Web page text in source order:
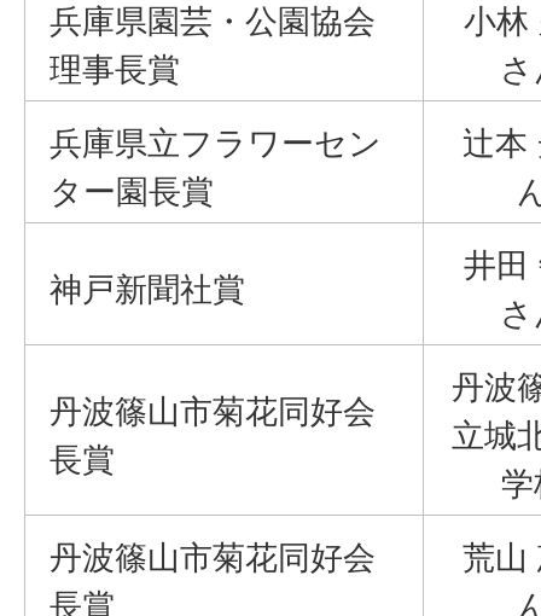
兵庫県園芸・公園協会
理事長賞
小林
兵庫県立フラワーセン
ター園長賞
辻本
神戸新聞社賞
井田
丹波篠山市菊花同好会
長賞
丹波
立城
丹波篠山市菊花同好会
長賞
荒山